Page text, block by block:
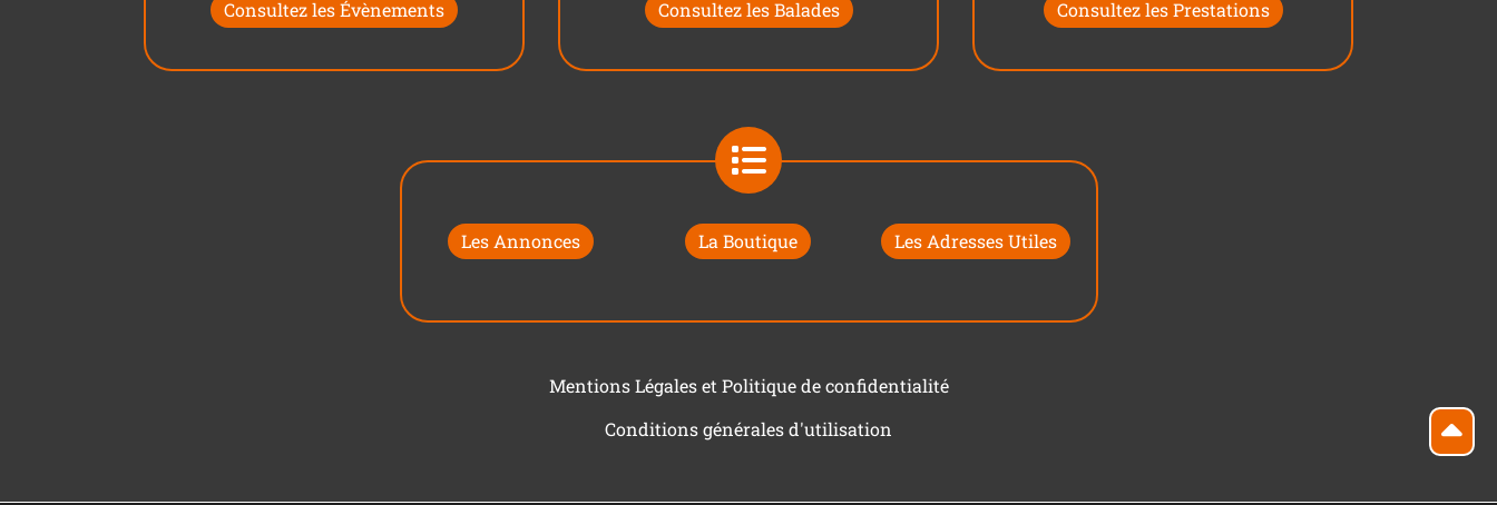
Consultez les Évènements Consultez les Balades Consultez les Prestations
Les Annonces La Boutique Les Adresses Utiles
Mentions Légales et Politique de confidentialité
Conditions générales d'utilisation